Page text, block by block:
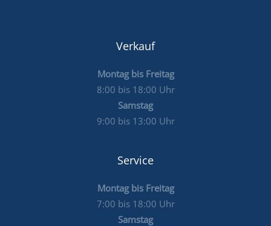
Verkauf
Montag bis Freitag
8:00 bis 18:00 Uhr
Samstag
9:00 bis 13:00 Uhr
Service
Montag bis Freitag
7:00 bis 18:00 Uhr
Samstag